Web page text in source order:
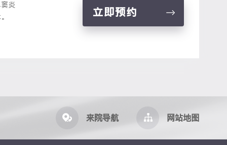
炎
立即预约
来院导航 网站地图